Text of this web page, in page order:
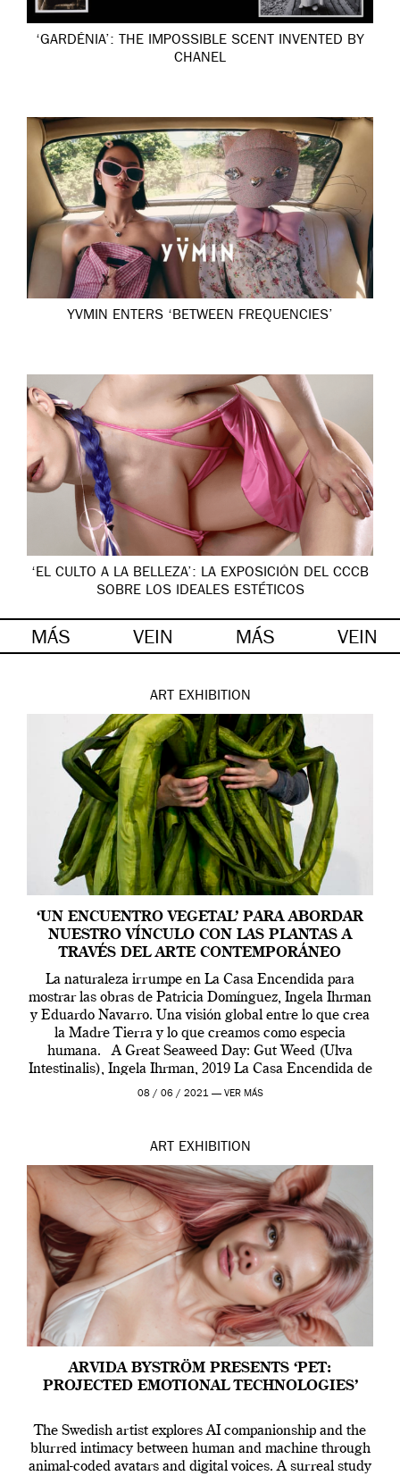
‘GARDÉNIA’: THE IMPOSSIBLE SCENT INVENTED BY
CHANEL
YVMIN ENTERS ‘BETWEEN FREQUENCIES’
‘EL CULTO A LA BELLEZA’: LA EXPOSICIÓN DEL CCCB
SOBRE LOS IDEALES ESTÉTICOS
MÁS VEIN MÁS VEIN
ART EXHIBITION
‘UN ENCUENTRO VEGETAL’ PARA ABORDAR
NUESTRO VÍNCULO CON LAS PLANTAS A
TRAVÉS DEL ARTE CONTEMPORÁNEO
La naturaleza irrumpe en La Casa Encendida para
mostrar las obras de Patricia Domínguez, Ingela Ihrman
y Eduardo Navarro. Una visión global entre lo que crea
la Madre Tierra y lo que creamos como especia
humana. A Great Seaweed Day: Gut Weed (Ulva
Intestinalis), Ingela Ihrman, 2019 La Casa Encendida de
Madrid y la Wellcome […]
08 / 06 / 2021 — VER MÁS
ART EXHIBITION
ARVIDA BYSTRÖM PRESENTS ‘PET:
PROJECTED EMOTIONAL TECHNOLOGIES’
The Swedish artist explores AI companionship and the
blurred intimacy between human and machine through
animal-coded avatars and digital voices. A surreal study